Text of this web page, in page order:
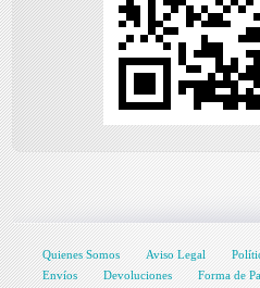
Quienes Somos Aviso Legal
Envíos
Devoluciones Forma de